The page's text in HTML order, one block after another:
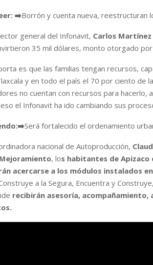
➡️Borrón y cuenta nueva, reestructuran
general del Infonavit, Carlos Martínez
35 mil dólares, monto otorgado por
es que las familias tengan recursos,
y en todo el país el 70 por ciento de
no cuentan con recursos para hacerlo,
el Infonavit ha ido cambiando sus
➡️Será fortalecido el ordenamiento
nacional de Autoproducción,
, los habitantes de
acercarse a los módulos instalados
a la Segura, Encuentra y
recibirán asesoría,